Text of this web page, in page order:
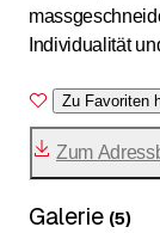
Individualität
der
1000 sorgfältig
in gedruckten
besondere
tourasia auch
Zu Favoriten
Zum
Galerie (5)